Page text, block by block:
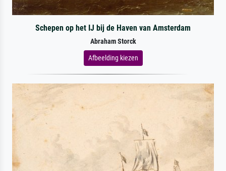
Schepen op het IJ bij de Haven van Amsterdam
Abraham Storck
Afbeelding kiezen